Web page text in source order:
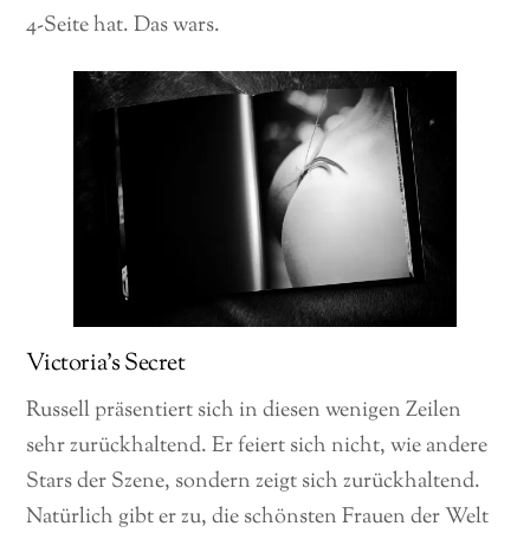
4-Seite hat. Das wars.
Victoria’s Secret
Russell präsentiert sich in diesen wenigen Zeilen
sehr zurückhaltend. Er feiert sich nicht, wie andere
Stars der Szene, sondern zeigt sich zurückhaltend.
Natürlich gibt er zu, die schönsten Frauen der Welt